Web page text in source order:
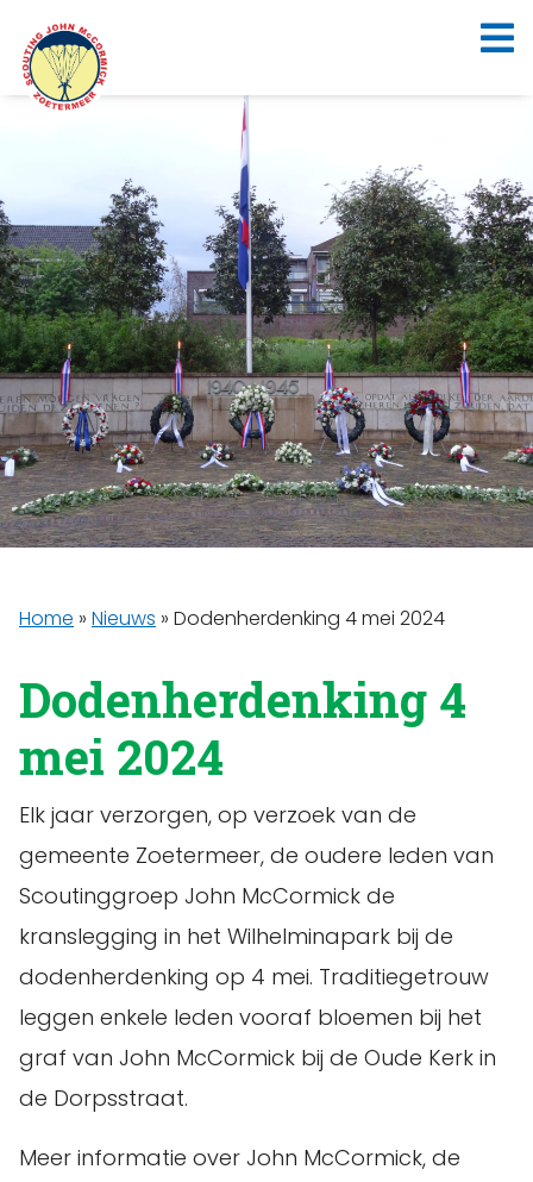
Home » Nieuws » Dodenherdenking 4 mei 2024
Dodenherdenking 4
mei 2024
Elk jaar verzorgen, op verzoek van de
gemeente Zoetermeer, de oudere leden van
Scoutinggroep John McCormick de
kranslegging in het Wilhelminapark bij de
dodenherdenking op 4 mei. Traditiegetrouw
leggen enkele leden vooraf bloemen bij het
graf van John McCormick bij de Oude Kerk in
de Dorpsstraat.
Meer informatie over John McCormick, de